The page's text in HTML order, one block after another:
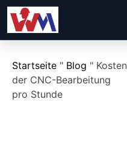
Startseite " Blog " Kosten
der CNC-Bearbeitung
pro Stunde